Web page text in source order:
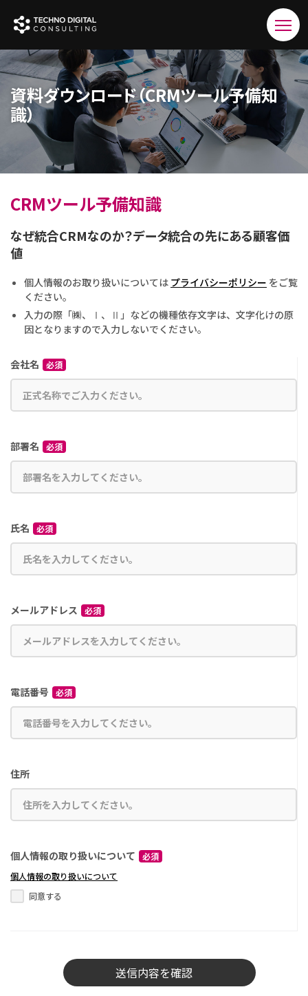
資料ダウンロード（CRMツール予備知
識）
CRMツール予備知識
なぜ統合CRMなのか？データ統合の先にある顧客価
値
個人情報のお取り扱いについては プライバシーポリシー をご覧
ください。
入力の際「㈱、Ⅰ、Ⅱ」などの機種依存文字は、文字化けの原
因となりますので入力しないでください。
会社名 必須
部署名 必須
氏名 必須
メールアドレス 必須
電話番号 必須
住所
個人情報の取り扱いについて
必須
個人情報の取り扱いについて
同意する